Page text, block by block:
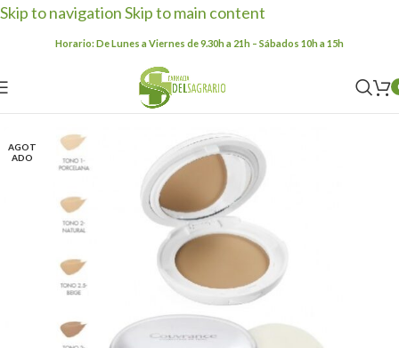
Skip to navigationSkip to main content
Horario: De Lunes a Viernes de 9.30h a 21h – Sábados 10h a 15h
AGOT
ADO